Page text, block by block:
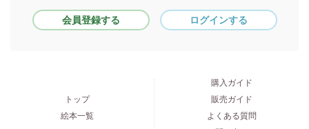
会員登録する ログインする
トップ
絵本一覧
購入ガイド
販売ガイド
よくある質問